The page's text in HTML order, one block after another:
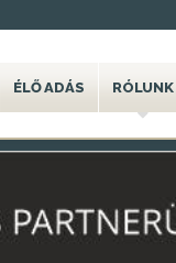
ÉLŐ ADÁS RÓLUNK